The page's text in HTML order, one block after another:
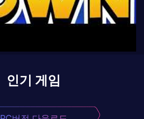
인기 게임